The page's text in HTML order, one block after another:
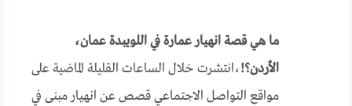
ما هي قصة انهيار عمارة في اللويبدة عمان،
الأردن؟!،انتشرت خلال الساعات القليلة الماضية على
مواقع التواصل الاجتماعي قصص عن انهيار مبنى في